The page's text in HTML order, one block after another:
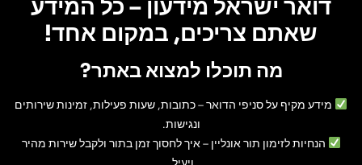
דואר ישראל מידעון – כל המידע
שאתם צריכים, במקום אחד!
מה תוכלו למצוא באתר?
מידע מקיף על סניפי הדואר– כתובות, שעות פעילות, זמינות שירותים
ונגישות.
הנחיות לזימון תור אונליין – איך לחסוך זמן בתור ולקבל שירות מהיר